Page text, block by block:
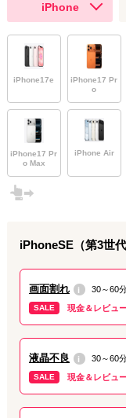
おはようございます。
ダイワンテレコム神
本日も10時～19時ま
分）。
画面割れ・液晶不良
修理問題ございまし
問い合わせだけでも
ご来店お待ちしており
2026.03.04 最新情
おはようございます
ダイワンテレコム神
本日も10時～19時ま
分）。
画面割れ・液晶不良
iPhone
iPhone17e
iPhone17 Pr
o Max
iPhone17 Pr
o
iPhone Air
iPhoneSE（第3世代
画面割れ i 30～60
SALE 現金＆レビュ
液晶不良 i 30～60
SALE 現金＆レビュ